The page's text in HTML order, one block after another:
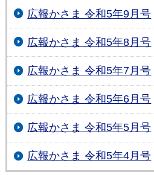
広報かさま 令和5年9月号
広報かさま 令和5年8月号
広報かさま 令和5年7月号
広報かさま 令和5年6月号
広報かさま 令和5年5月号
広報かさま 令和5年4月号